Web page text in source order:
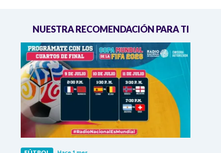
NUESTRA RECOMENDACIÓN PARA TI